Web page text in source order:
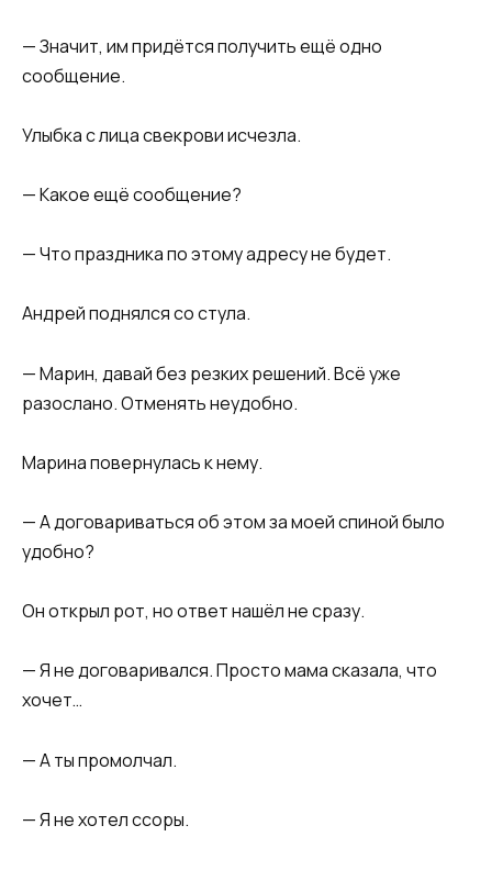
— Значит, им придётся получить ещё одно
сообщение.
Улыбка с лица свекрови исчезла.
— Какое ещё сообщение?
— Что праздника по этому адресу не будет.
Андрей поднялся со стула.
— Марин, давай без резких решений. Всё уже
разослано. Отменять неудобно.
Марина повернулась к нему.
— А договариваться об этом за моей спиной было
удобно?
Он открыл рот, но ответ нашёл не сразу.
— Я не договаривался. Просто мама сказала, что
хочет…
— А ты промолчал.
— Я не хотел ссоры.